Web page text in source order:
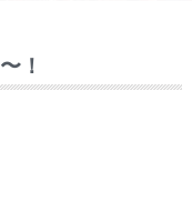
！